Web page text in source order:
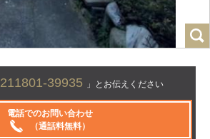
211801-39935 」とお伝えください
電話でのお問い合わせ
（通話料無料）